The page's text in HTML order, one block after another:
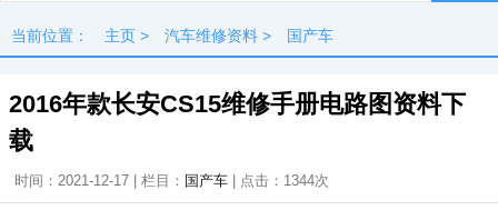
当前位置： 主页 > 汽车维修资料 > 国产车
2016年款长安CS15维修手册电路图资料下
载
时间：2021-12-17 | 栏目： 国产车 | 点击： 1344次